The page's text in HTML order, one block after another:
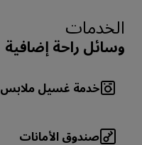
الخدمات
وسائل راحة إضافية
خدمة غسيل ملابس
صندوق الأمانات